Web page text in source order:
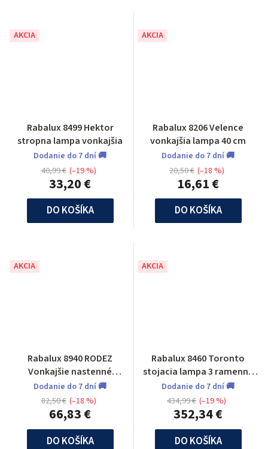
AKCIA
Rabalux 8499 Hektor
stropna lampa vonkajšia
Dodanie do 7 dní 🚚
33,20 €
40,99 € (–19 %)
DO KOŠÍKA
AKCIA
Rabalux 8206 Velence
vonkajšia lampa 40 cm
Dodanie do 7 dní 🚚
16,61 €
20,50 € (–18 %)
DO KOŠÍKA
AKCIA
Rabalux 8940 RODEZ
Vonkajšie nastenné
svietidlo
Dodanie do 7 dní 🚚
66,83 €
82,50 € (–18 %)
DO KOŠÍKA
AKCIA
Rabalux 8460 Toronto
stojacia lampa 3 ramenna
vonkajšia
Dodanie do 7 dní 🚚
352,34 €
434,99 € (–19 %)
DO KOŠÍKA